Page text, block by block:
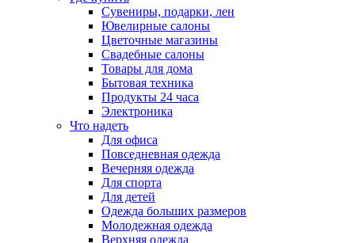
Сувениры, подарки, лен
Ювелирные салоны
Цветочные магазины
Свадебные салоны
Товары для дома
Бытовая техника
Продукты 24 часа
Электроника
Что надеть
Для офиса
Повседневная одежда
Вечерняя одежда
Для спорта
Для детей
Одежда больших размеров
Молодежная одежда
Верхняя одежда